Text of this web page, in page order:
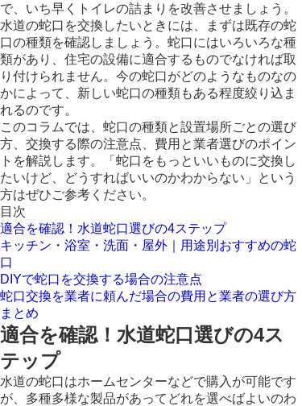
で、いち早くトイレの詰まりを改善させましょう。
水道の蛇口を交換したいときには、まずは既存の蛇
口の種類を確認しましょう。蛇口にはいろいろな種
類があり、住宅の設備に適合するものでなければ取
り付けられません。今の蛇口がどのようなものなの
かによって、新しい蛇口の種類もある程度絞り込ま
れるのです。
このコラムでは、蛇口の種類と設置場所ごとの選び
方、交換する際の注意点、費用と業者選びのポイン
トを解説します。「蛇口をもっといいものに交換し
たいけど、どうすればいいのかわからない」という
方はぜひご参考ください。
目次
適合を確認！水道蛇口選びの4ステップ
キッチン・浴室・洗面・屋外｜用途別おすすめの蛇
口
DIYで蛇口を交換する場合の注意点
蛇口交換を業者に頼んだ場合の費用と業者の選び方
まとめ
適合を確認！水道蛇口選びの4ス
テップ
水道の蛇口はホームセンターなどで購入が可能です
が、多種多様な製品があってどれを選べばよいのわ